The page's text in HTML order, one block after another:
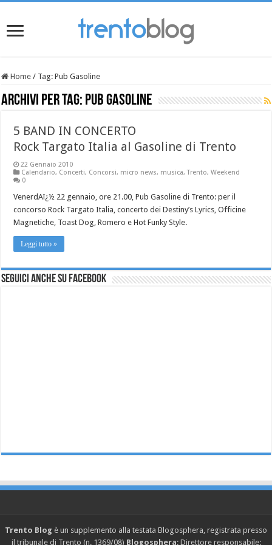
Home / Tag:Pub Gasoline
Archivi per tag: Pub Gasoline
5 BAND IN CONCERTO
Rock Targato Italia al Gasoline di Trento
22 Gennaio 2010
Calendario, Concerti, Concorsi, micro news, musica,Trento,Weekend
0
VenerdAï¿½ 22 gennaio, ore 21.00, Pub Gasoline di Trento: per il
concorso Rock Targato Italia, concerto dei Destiny’s Lyrics, Officine
Magnetiche, Toast Dog, Romero e Hot Funky Style.
Leggi tutto »
Seguici anche su Facebook
Trento Blog è un supplemento alla testata Blogosphera, registrata presso
il tribunale di Trento (n. 1369/08) Blogosphera: Direttore responsabile: